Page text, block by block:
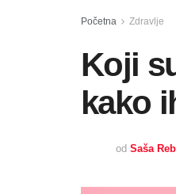
Početna Zdravlje
Koji
kako
od Saša